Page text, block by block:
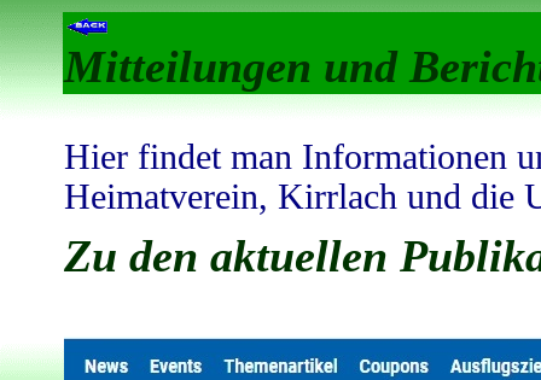
Mitteilungen und
Hier findet man Informationen
Heimatverein, Kirrlach und die
Zu den aktuellen